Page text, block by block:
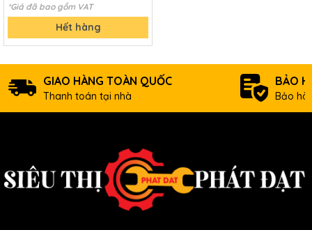
*Giá đã bao gồm VAT
Hết hàng
GIAO HÀNG TOÀN QUỐC
Thanh toán tại nhà
BẢO
Bảo